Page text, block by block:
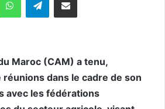
Maroc (CAM) a tenu,
dans le cadre de son
avec les fédérations